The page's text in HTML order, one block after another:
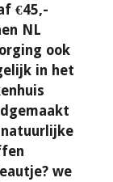
€45,-
NL
ook
in het
we